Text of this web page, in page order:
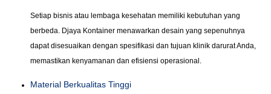
Setiap bisnis atau lembaga kesehatan memiliki kebutuhan yang
berbeda. Djaya Kontainer menawarkan desain yang sepenuhnya
dapat disesuaikan dengan spesifikasi dan tujuan klinik darurat Anda,
memastikan kenyamanan dan efisiensi operasional.
Material Berkualitas Tinggi